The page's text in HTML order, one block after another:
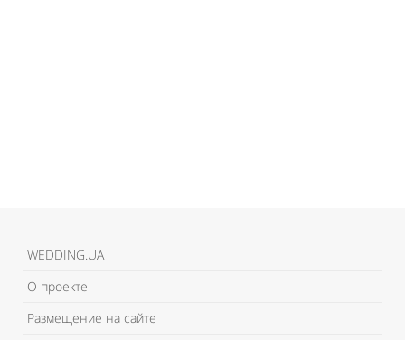
WEDDING.UA
О проекте
Размещение на сайте